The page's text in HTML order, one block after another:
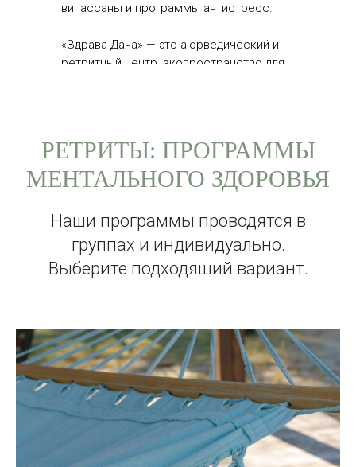
випассаны и программы антистресс.
«Здрава Дача» — это аюрведический и
ретритный центр, экопространство для
РЕТРИТЫ: ПРОГРАММЫ
МЕНТАЛЬНОГО ЗДОРОВЬЯ
Наши программы проводятся в
группах и индивидуально.
Выберите подходящий вариант.